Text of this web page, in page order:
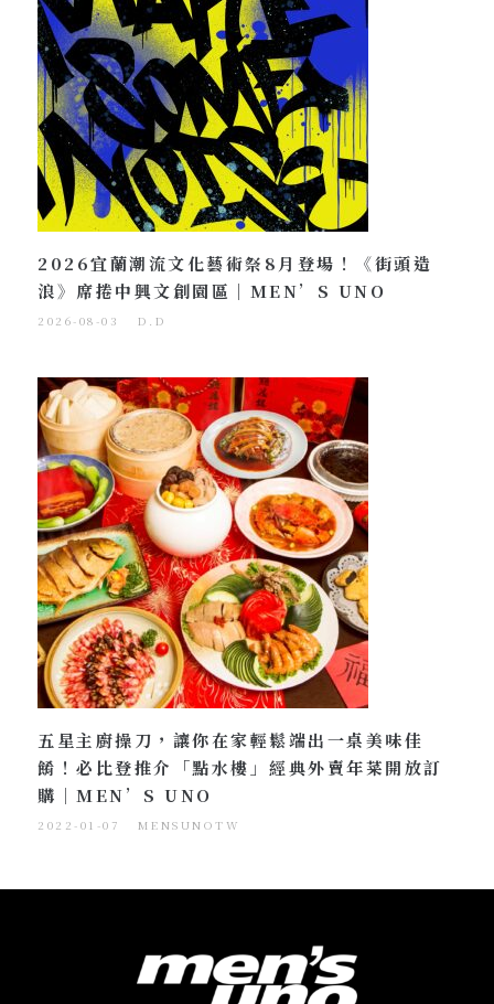
2026宜蘭潮流文化藝術祭8月登場！《街頭造
浪》席捲中興文創園區｜MEN’S UNO
2026-08-03 D.D
五星主廚操刀，讓你在家輕鬆端出一桌美味佳
餚！必比登推介「點水樓」經典外賣年菜開放訂
購｜MEN’S UNO
2022-01-07 MENSUNOTW